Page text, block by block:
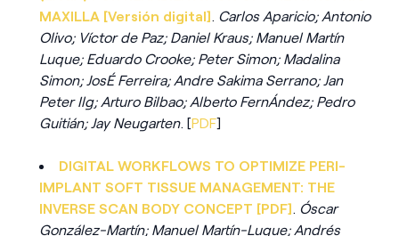
MAXILLA [Versión digital]. Carlos Aparicio; Antonio
Olivo; Víctor de Paz; Daniel Kraus; Manuel Martín
Luque; Eduardo Crooke; Peter Simon; Madalina
Simon; JosÉ Ferreira; Andre Sakima Serrano; Jan
Peter Ilg; Arturo Bilbao; Alberto FernÁndez; Pedro
Guitián; Jay Neugarten. [PDF]
DIGITAL WORKFLOWS TO OPTIMIZE PERI-
IMPLANT SOFT TISSUE MANAGEMENT: THE
INVERSE SCAN BODY CONCEPT [PDF]. Óscar
González-Martín; Manuel Martín-Luque; Andrés